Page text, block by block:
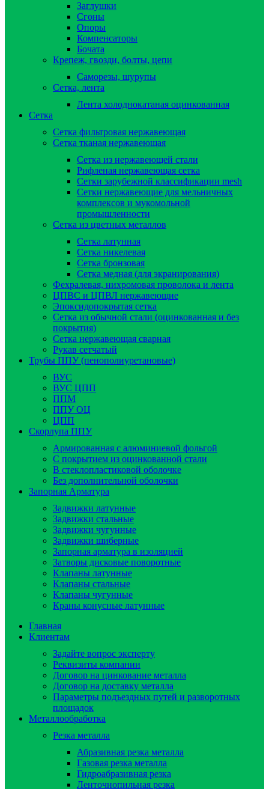
Заглушки
Сгоны
Опоры
Компенсаторы
Бочата
Крепеж, гвозди, болты, цепи
Саморезы, шурупы
Сетка, лента
Лента холоднокатаная оцинкованная
Сетка
Сетка фильтровая нержавеющая
Сетка тканая нержавеющая
Сетка из нержавеющей стали
Рифленая нержавеющая сетка
Сетки зарубежной классификации mesh
Сетки нержавеющие для мельничных
комплексов и мукомольной
промышленности
Сетка из цветных металлов
Сетка латунная
Сетка никелевая
Сетка бронзовая
Сетка медная (для экранирования)
Фехралевая, нихромовая проволока и лента
ЦПВС и ЦПВЛ нержавеющие
Эпоксидопокрытая сетка
Сетка из обычной стали (оцинкованная и без
покрытия)
Сетка нержавеющая сварная
Рукав сетчатый
Трубы ППУ (пенополиуретановые)
ВУС
ВУС ЦПП
ППМ
ППУ ОЦ
ЦПП
Скорлупа ППУ
Армированная с алюминиевой фольгой
C покрытием из оцинкованной стали
В стеклопластиковой оболочке
Без дополнительной оболочки
Запорная Арматура
Задвижки латунные
Задвижки стальные
Задвижки чугунные
Задвижки шиберные
Запорная арматура в изоляцией
Затворы дисковые поворотные
Клапаны латунные
Клапаны стальные
Клапаны чугунные
Краны конусные латунные
Главная
Клиентам
Задайте вопрос эксперту
Реквизиты компании
Договор на цинкование металла
Договор на доставку металла
Параметры подъездных путей и разворотных
площадок
Металлообработка
Резка металла
Абразивная резка металла
Газовая резка металла
Гидроaбразивная резка
Ленточнопильная резка